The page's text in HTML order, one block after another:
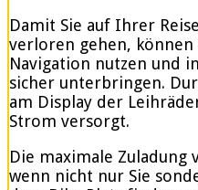
Damit Sie auf Ihrer
verloren gehen, können
Navigation nutzen und
sicher unterbringen.
am Display der
Strom versorgt.
Die maximale Zuladung
wenn nicht nur Sie